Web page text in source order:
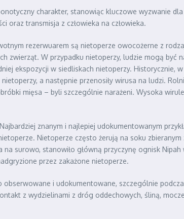
charakter, stanowiąc kluczowe wyzwanie
oraz transmisja z człowieka na człowieka.
rezerwuarem są nietoperze owocożerne z
zwierząt. W przypadku nietoperzy, ludzie mogą być
ekspozycji w siedliskach nietoperzy. Historycznie,
a następnie przenosiły wirusa na ludzi.
mięsa – byli szczególnie narażeni. Wysoka
znanym i najlepiej udokumentowanym
Nietoperze często żerują na soku
surowo, stanowiło główną przyczynę ognisk
przez zakażone nietoperze.
obserwowane i udokumentowane, szczególnie
z wydzielinami z dróg oddechowych, śliną,